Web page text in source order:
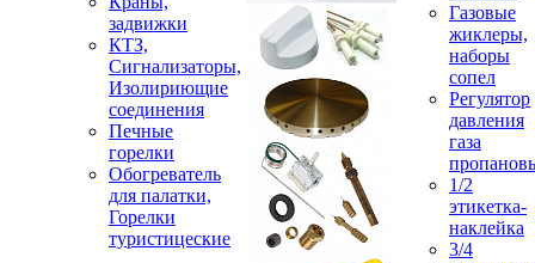
задвижки
КТЗ,
Сигнализаторы,
Изолириющие
соединения
Печные
горелки
Обогреватель
для палатки,
Горелки
туристицеские
Газовые
жиклеры,
наборы
сопел
Регулятор
давления
газа
1/2
этикетка-
наклейка
3/4